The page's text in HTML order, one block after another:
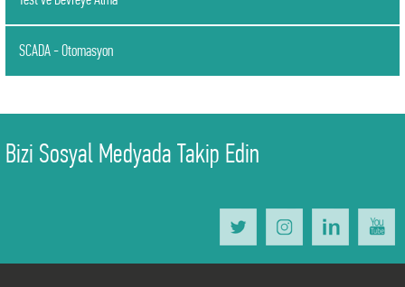
SCADA - Otomasyon
Bizi Sosyal Medyada Takip Edin